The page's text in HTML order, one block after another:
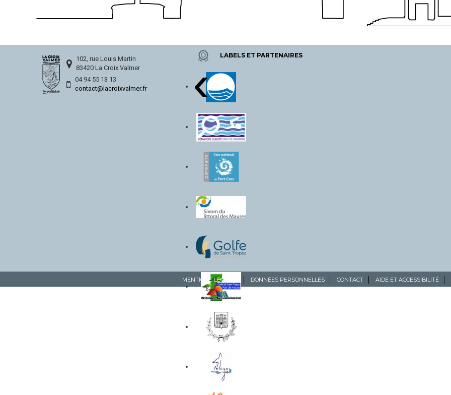
102, rue Louis Martin
83420 La Croix Valmer
04 94 55 13 13
contact@lacroixvalmer.fr
LABELS ET PARTENAIRES
‹
MENTIONS LÉGALES DONNÉES PERSONNELLES CONTACT AIDE ET ACCESSIBILITÉ